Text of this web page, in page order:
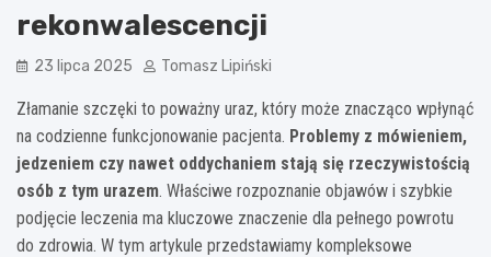
rekonwalescencji
23 lipca 2025 Tomasz Lipiński
Złamanie szczęki to poważny uraz, który może znacząco wpłynąć
na codzienne funkcjonowanie pacjenta. Problemy z mówieniem,
jedzeniem czy nawet oddychaniem stają się rzeczywistością
osób z tym urazem. Właściwe rozpoznanie objawów i szybkie
podjęcie leczenia ma kluczowe znaczenie dla pełnego powrotu
do zdrowia. W tym artykule przedstawiamy kompleksowe